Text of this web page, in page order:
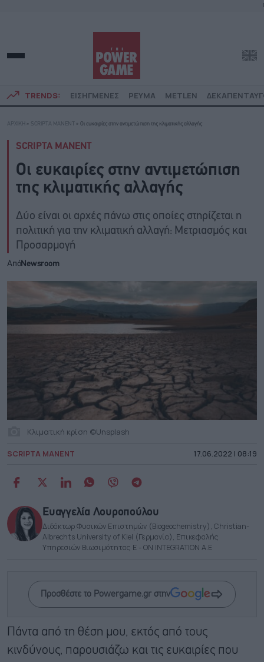
TRENDS: ΕΙΣΗΓΜΕΝΕΣ ΡΕΥΜΑ METLEN
ΑΡΧΙΚΗ » SCRIPTA MANENT » Οι ευκαιρίες στην αντιμετώπιση της κλιματικής αλλαγής
SCRIPTA MANENT
Οι ευκαιρίες στην αντιμετώπιση
της κλιματικής αλλαγής
Δύο είναι οι αρχές πάνω στις οποίες στηρίζεται η
πολιτική για την κλιματική αλλαγή: Μετριασμός και
Προσαρμογή
ΑπόNewsroom
Κλιματική κρίση ©Unsplash
SCRIPTA MANENT 17.06.2022 | 08:19
Ευαγγελία Λουροπούλου
Διδάκτωρ Φυσικών Επιστημών (Biogeochemistry), Christian-
Albrechts University of Kiel (Γερμανία), Επικεφαλής
Υπηρεσιών Βιωσιμότητας E - ON INTEGRATION A.E
Προσθέστε το Powergame.gr στην
Πάντα από τη θέση μου, εκτός από τους
κινδύνους, παρουσιάζω και τις ευκαιρίες που